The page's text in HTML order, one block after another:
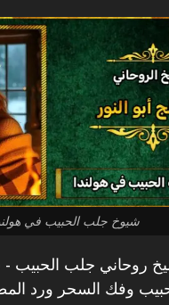
شيوخ جلب الحبيب في
روحاني جلب الحبيب -
وفك السحر ورد